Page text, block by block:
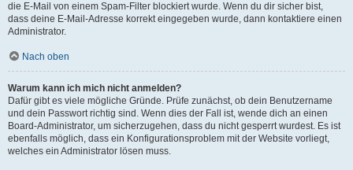
die E-Mail von einem Spam-Filter blockiert wurde. Wenn du dir sicher bist,
dass deine E-Mail-Adresse korrekt eingegeben wurde, dann kontaktiere einen
Administrator.
Nach oben
Warum kann ich mich nicht anmelden?
Dafür gibt es viele mögliche Gründe. Prüfe zunächst, ob dein Benutzername
und dein Passwort richtig sind. Wenn dies der Fall ist, wende dich an einen
Board-Administrator, um sicherzugehen, dass du nicht gesperrt wurdest. Es ist
ebenfalls möglich, dass ein Konfigurationsproblem mit der Website vorliegt,
welches ein Administrator lösen muss.